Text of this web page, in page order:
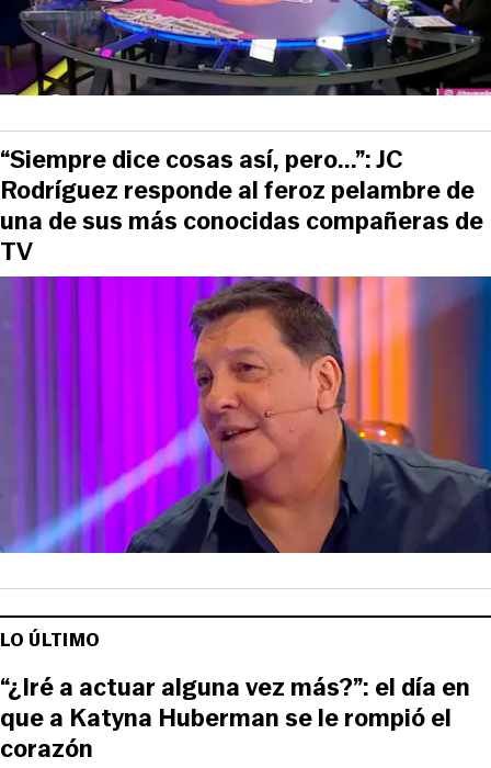
“Siempre dice cosas así, pero...”: JC
Rodríguez responde al feroz pelambre de
una de sus más conocidas compañeras de
TV
LO ÚLTIMO
“¿Iré a actuar alguna vez más?”: el día en
que a Katyna Huberman se le rompió el
corazón